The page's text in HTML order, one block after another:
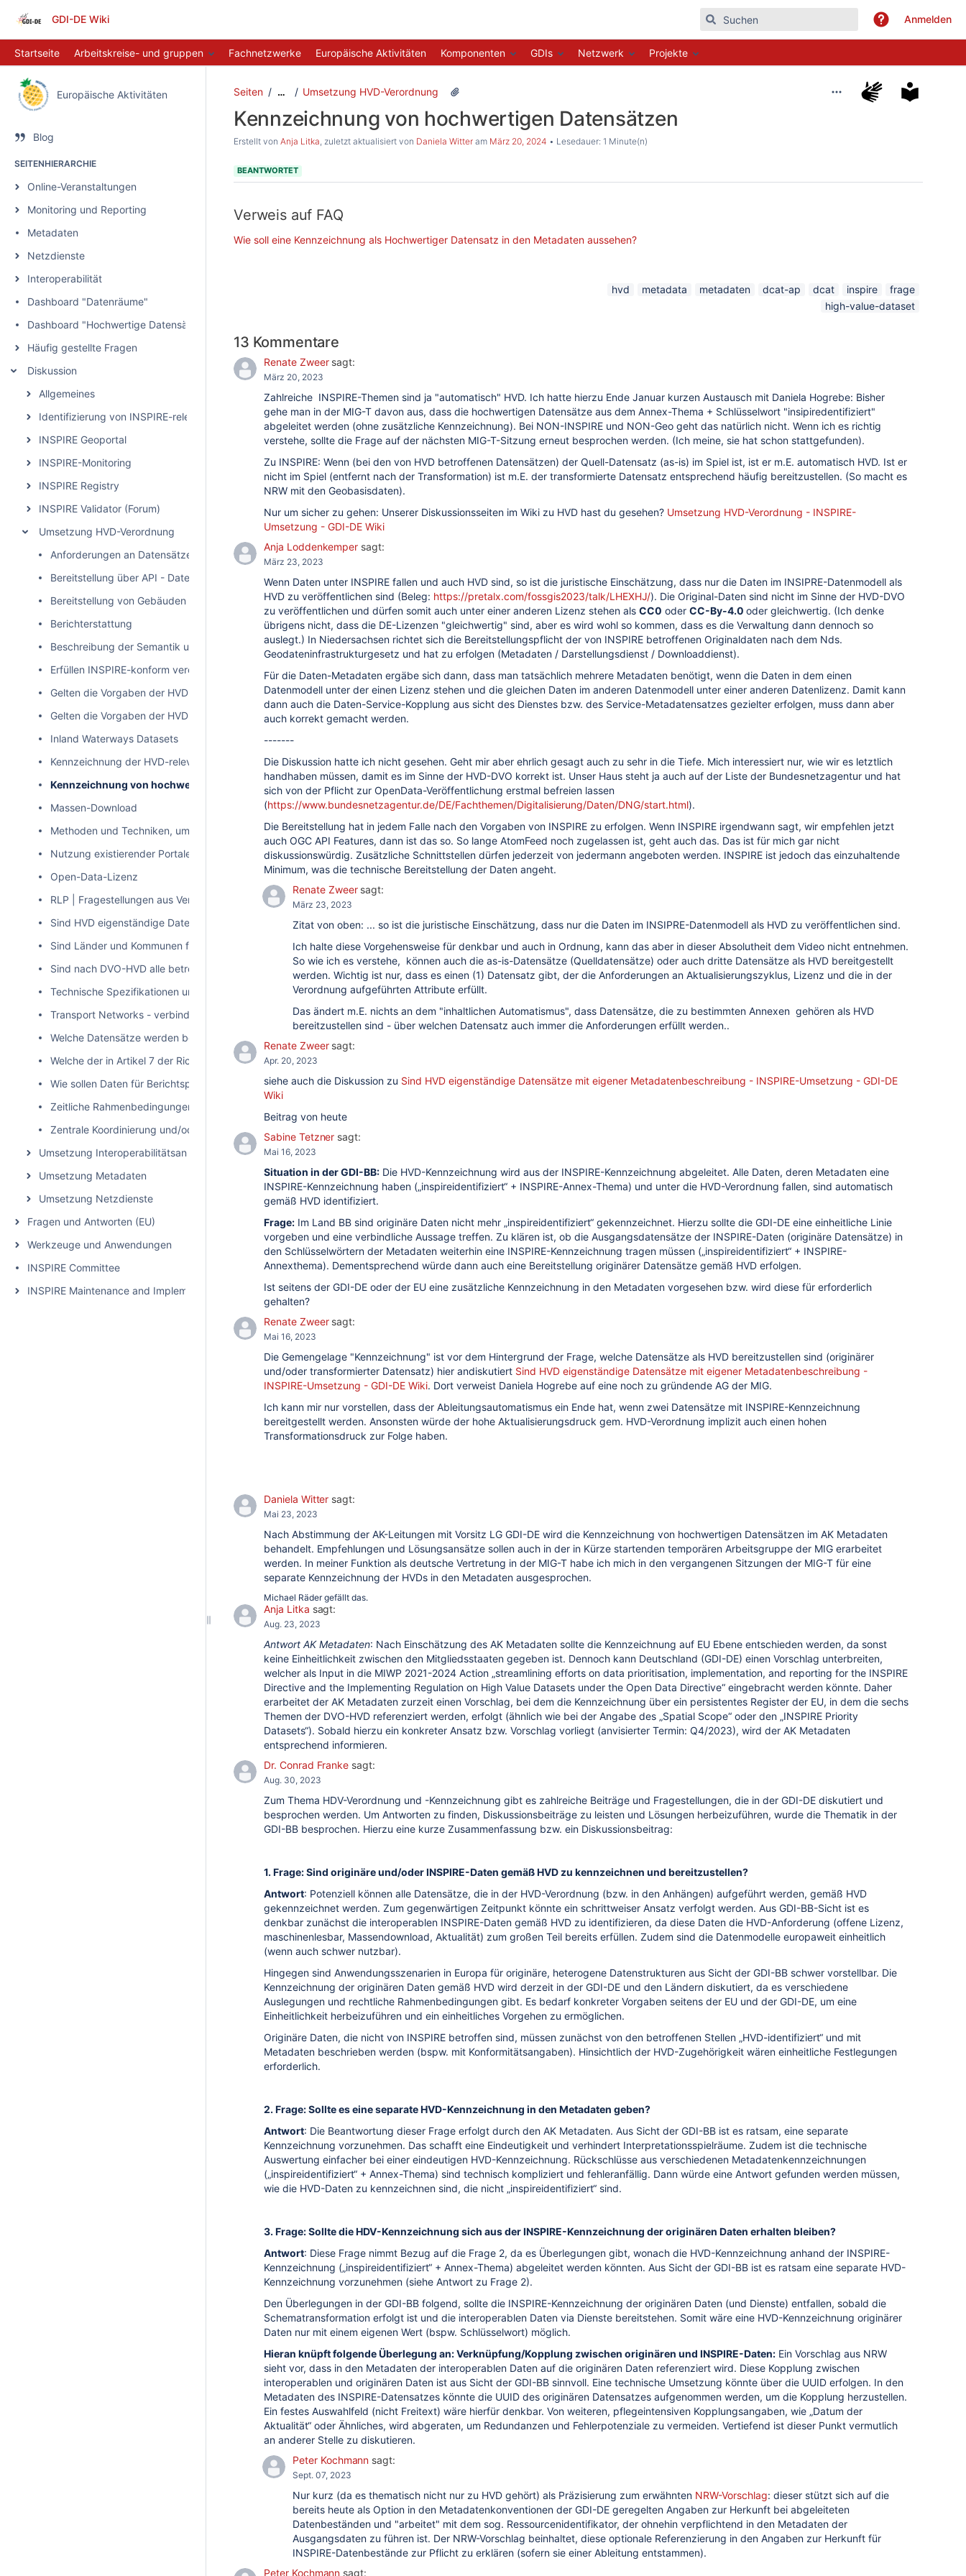
GDI-DE Wiki Anmelden
Startseite Arbeitskreise- und gruppen Fachnetzwerke Europäische Aktivitäten Komponenten GDIs Netzwerk Projekte
Europäische Aktivitäten
Blog
SEITENHIERARCHIE
Online-Veranstaltungen
Monitoring und Reporting
Metadaten
Netzdienste
Interoperabilität
Dashboard "Datenräume"
Dashboard "Hochwertige Datensätze" (HVD)
Häufig gestellte Fragen
Diskussion
Allgemeines
Identifizierung von INSPIRE-relevanten Geodatensätzen
INSPIRE Geoportal
INSPIRE-Monitoring
INSPIRE Registry
INSPIRE Validator (Forum)
Umsetzung HVD-Verordnung
Anforderungen an Datensätze (Format, Abdeckung, Maßstab)
Bereitstellung über API - Datenaufbereitung und Vermeidung redundanter Datenhaltung?
Bereitstellung von Gebäuden und Flurstücken in der verfügbaren räumlichen Auflösung
Berichterstattung
Beschreibung der Semantik und Struktur der Datensätze in den Metadaten
Erfüllen INSPIRE-konform veröffentlichte Daten die Anforderungen der HVD-VO?
Gelten die Vorgaben der HVD-VO auch für "as-is" INSPIRE-Daten?
Gelten die Vorgaben der HVD-VO auch für Zeitreihendaten?
Inland Waterways Datasets
Kennzeichnung der HVD-relevanten Daten in Metadaten
Kennzeichnung von hochwertigen Datensätzen
Massen-Download
Methoden und Techniken, um die Veröffentlichung personenbezogener Daten zu ermöglichen
Nutzung existierender Portale
Open-Data-Lizenz
RLP | Fragestellungen aus Verantwortungsbereich der Naturschutzverwaltung
Sind HVD eigenständige Datensätze mit eigener Metadatenbeschreibung
Sind Länder und Kommunen für alle thematischen Kategorien der Hochwertigen Datensätze (HVD) zuständig?
Sind nach DVO-HVD alle betroffenen Datensätze bereitzustellen oder ist jeweils ein Datensatz ausreichend: Bereitstellung originär und/oder transformiert. Bereitstellung lokal und/oder national
Technische Spezifikationen und/oder Standards für APIs
Transport Networks - verbindlichere Vorgaben zur Bereitstellung von Verkehrsnetzinformationen
Welche Datensätze werden bei „Umweltbereich | Rechtsakte zur Festlegung der Schlüsselvariablen“ angesprochen?
Welche der in Artikel 7 der Richtlinie 2003/4/EG aufgeführten Daten fallen unter die HVD-VO?
Wie sollen Daten für Berichtspflichten durch die Länder und Kommunen bereitgestellt werden?
Zeitliche Rahmenbedingungen seitens des Bundes
Zentrale Koordinierung und/oder zentrale technische Bereitstellung
Umsetzung Interoperabilitätsanforderungen
Umsetzung Metadaten
Umsetzung Netzdienste
Fragen und Antworten (EU)
Werkzeuge und Anwendungen
INSPIRE Committee
INSPIRE Maintenance and Implementation
Seiten … Umsetzung HVD-Verordnung
Kennzeichnung von hochwertigen Datensätzen
Erstellt von Anja Litka, zuletzt aktualisiert von Daniela Witter am März 20, 2024 Lesedauer: 1 Minute(n)
BEANTWORTET
Verweis auf FAQ
Wie soll eine Kennzeichnung als Hochwertiger Datensatz in den Metadaten aussehen?
hvd metadata metadaten dcat-ap dcat inspire
frage
high-value-dataset
13 Kommentare
Renate Zweersagt:
März 20, 2023
Zahlreiche INSPIRE-Themen sind ja "automatisch" HVD. Ich hatte hierzu Ende Januar kurzen Austausch mit Daniela Hogrebe: Bisher
gehe man in der MIG-T davon aus, dass die hochwertigen Datensätze aus dem Annex-Thema + Schlüsselwort "insipiredentifiziert"
abgeleitet werden (ohne zusätzliche Kennzeichnung). Bei NON-INSPIRE und NON-Geo geht das natürlich nicht. Wenn ich es richtig
verstehe, sollte die Frage auf der nächsten MIG-T-Sitzung erneut besprochen werden. (Ich meine, sie hat schon stattgefunden).
Zu INSPIRE: Wenn (bei den von HVD betroffenen Datensätzen) der Quell-Datensatz (as-is) im Spiel ist, ist er m.E. automatisch HVD. Ist er
nicht im Spiel (entfernt nach der Transformation) ist m.E. der transformierte Datensatz entsprechend häufig bereitzustellen. (So macht es
NRW mit den Geobasisdaten).
Nur um sicher zu gehen: Unserer Diskussionsseiten im Wiki zu HVD hast du gesehen? Umsetzung HVD-Verordnung - INSPIRE-
Umsetzung - GDI-DE Wiki
Anja Loddenkemper sagt:
März 23, 2023
Wenn Daten unter INSPIRE fallen und auch HVD sind, so ist die juristische Einschätzung, dass nur die Daten im INSIPRE-Datenmodell als
HVD zu veröffentlichen sind (Beleg: https://pretalx.com/fossgis2023/talk/LHEXHJ/). Die Original-Daten sind nicht im Sinne der HVD-DVO
zu veröffentlichen und dürfen somit auch unter einer anderen Lizenz stehen als CC0 oder CC-By-4.0 oder gleichwertig. (Ich denke
übrigens nicht, dass die DE-Lizenzen "gleichwertig" sind, aber es wird wohl so kommen, dass es die Verwaltung dann dennoch so
auslegt.) In Niedersachsen richtet sich die Bereitstellungspflicht der von INSPIRE betroffenen Originaldaten nach dem Nds.
Geodateninfrastrukturgesetz und hat zu erfolgen (Metadaten / Darstellungsdienst / Downloaddienst).
Für die Daten-Metadaten ergäbe sich dann, dass man tatsächlich mehrere Metadaten benötigt, wenn die Daten in dem einen
Datenmodell unter der einen Lizenz stehen und die gleichen Daten im anderen Datenmodell unter einer anderen Datenlizenz. Damit kann
dann auch die Daten-Service-Kopplung aus sicht des Dienstes bzw. des Service-Metadatensatzes gezielter erfolgen, muss dann aber
auch korrekt gemacht werden.
-------
Die Diskussion hatte ich nicht gesehen. Geht mir aber ehrlich gesagt auch zu sehr in die Tiefe. Mich interessiert nur, wie wir es letztlich
handhaben müssen, damit es im Sinne der HVD-DVO korrekt ist. Unser Haus steht ja auch auf der Liste der Bundesnetzagentur und hat
sich von der Pflicht zur OpenData-Veröffentlichung erstmal befreien lassen
(https://www.bundesnetzagentur.de/DE/Fachthemen/Digitalisierung/Daten/DNG/start.html).
Die Bereitstellung hat in jedem Falle nach den Vorgaben von INSPIRE zu erfolgen. Wenn INSPIRE irgendwann sagt, wir empfehlen jetzt
auch OGC API Features, dann ist das so. So lange AtomFeed noch zugelassen ist, geht auch das. Das ist für mich gar nicht
diskussionswürdig. Zusätzliche Schnittstellen dürfen jederzeit von jedermann angeboten werden. INSPIRE ist jedoch das einzuhaltende
Minimum, was die technische Bereitstellung der Daten angeht.
Renate Zweersagt:
März 23, 2023
Zitat von oben: ... so ist die juristische Einschätzung, dass nur die Daten im INSIPRE-Datenmodell als HVD zu veröffentlichen sind.
Ich halte diese Vorgehensweise für denkbar und auch in Ordnung, kann das aber in dieser Absolutheit dem Video nicht entnehmen.
So wie ich es verstehe, können auch die as-is-Datensätze (Quelldatensätze) oder auch dritte Datensätze als HVD bereitgestellt
werden. Wichtig ist nur, dass es einen (1) Datensatz gibt, der die Anforderungen an Aktualisierungszyklus, Lizenz und die in der
Verordnung aufgeführten Attribute erfüllt.
Das ändert m.E. nichts an dem "inhaltlichen Automatismus", dass Datensätze, die zu bestimmten Annexen gehören als HVD
bereitzustellen sind - über welchen Datensatz auch immer die Anforderungen erfüllt werden..
Renate Zweersagt:
Apr. 20, 2023
siehe auch die Diskussion zu Sind HVD eigenständige Datensätze mit eigener Metadatenbeschreibung - INSPIRE-Umsetzung - GDI-DE
Wiki
Beitrag von heute
Sabine Tetzner sagt:
Mai 16, 2023
Situation in der GDI-BB: Die HVD-Kennzeichnung wird aus der INSPIRE-Kennzeichnung abgeleitet. Alle Daten, deren Metadaten eine
INSPIRE-Kennzeichnung haben („inspireidentifiziert“ + INSPIRE-Annex-Thema) und unter die HVD-Verordnung fallen, sind automatisch
gemäß HVD identifiziert.
Frage: Im Land BB sind originäre Daten nicht mehr „inspireidentifiziert“ gekennzeichnet. Hierzu sollte die GDI-DE eine einheitliche Linie
vorgeben und eine verbindliche Aussage treffen. Zu klären ist, ob die Ausgangsdatensätze der INSPIRE-Daten (originäre Datensätze) in
den Schlüsselwörtern der Metadaten weiterhin eine INSPIRE-Kennzeichnung tragen müssen („inspireidentifiziert“ + INSPIRE-
Annexthema). Dementsprechend würde dann auch eine Bereitstellung originärer Datensätze gemäß HVD erfolgen.
Ist seitens der GDI-DE oder der EU eine zusätzliche Kennzeichnung in den Metadaten vorgesehen bzw. wird diese für erforderlich
gehalten?
Renate Zweersagt:
Mai 16, 2023
Die Gemengelage "Kennzeichnung" ist vor dem Hintergrund der Frage, welche Datensätze als HVD bereitzustellen sind (originärer
und/oder transformierter Datensatz) hier andiskutiert Sind HVD eigenständige Datensätze mit eigener Metadatenbeschreibung -
INSPIRE-Umsetzung - GDI-DE Wiki. Dort verweist Daniela Hogrebe auf eine noch zu gründende AG der MIG.
Ich kann mir nur vorstellen, dass der Ableitungsautomatismus ein Ende hat, wenn zwei Datensätze mit INSPIRE-Kennzeichnung
bereitgestellt werden. Ansonsten würde der hohe Aktualisierungsdruck gem. HVD-Verordnung implizit auch einen hohen
Transformationsdruck zur Folge haben.
Daniela Witter sagt:
Mai 23, 2023
Nach Abstimmung der AK-Leitungen mit Vorsitz LG GDI-DE wird die Kennzeichnung von hochwertigen Datensätzen im AK Metadaten
behandelt. Empfehlungen und Lösungsansätze sollen auch in der in Kürze startenden temporären Arbeitsgruppe der MIG erarbeitet
werden. In meiner Funktion als deutsche Vertretung in der MIG-T habe ich mich in den vergangenen Sitzungen der MIG-T für eine
separate Kennzeichnung der HVDs in den Metadaten ausgesprochen.
Michael Rädergefällt das.
Anja Litka sagt:
Aug. 23, 2023
Antwort AK Metadaten: Nach Einschätzung des AK Metadaten sollte die Kennzeichnung auf EU Ebene entschieden werden, da sonst
keine Einheitlichkeit zwischen den Mitgliedsstaaten gegeben ist. Dennoch kann Deutschland (GDI-DE) einen Vorschlag unterbreiten,
welcher als Input in die MIWP 2021-2024 Action „streamlining efforts on data prioritisation, implementation, and reporting for the INSPIRE
Directive and the Implementing Regulation on High Value Datasets under the Open Data Directive“ eingebracht werden könnte. Daher
erarbeitet der AK Metadaten zurzeit einen Vorschlag, bei dem die Kennzeichnung über ein persistentes Register der EU, in dem die sechs
Themen der DVO-HVD referenziert werden, erfolgt (ähnlich wie bei der Angabe des „Spatial Scope“ oder den „INSPIRE Priority
Datasets“). Sobald hierzu ein konkreter Ansatz bzw. Vorschlag vorliegt (anvisierter Termin: Q4/2023), wird der AK Metadaten
entsprechend informieren.
Dr. Conrad Franke sagt:
Aug. 30, 2023
Zum Thema HDV-Verordnung und -Kennzeichnung gibt es zahlreiche Beiträge und Fragestellungen, die in der GDI-DE diskutiert und
besprochen werden. Um Antworten zu finden, Diskussionsbeiträge zu leisten und Lösungen herbeizuführen, wurde die Thematik in der
GDI-BB besprochen. Hierzu eine kurze Zusammenfassung bzw. ein Diskussionsbeitrag:
1. Frage: Sind originäre und/oder INSPIRE-Daten gemäß HVD zu kennzeichnen und bereitzustellen?
Antwort: Potenziell können alle Datensätze, die in der HVD-Verordnung (bzw. in den Anhängen) aufgeführt werden, gemäß HVD
gekennzeichnet werden. Zum gegenwärtigen Zeitpunkt könnte ein schrittweiser Ansatz verfolgt werden. Aus GDI-BB-Sicht ist es
denkbar zunächst die interoperablen INSPIRE-Daten gemäß HVD zu identifizieren, da diese Daten die HVD-Anforderung (offene Lizenz,
maschinenlesbar, Massendownload, Aktualität) zum großen Teil bereits erfüllen. Zudem sind die Datenmodelle europaweit einheitlich
(wenn auch schwer nutzbar).
Hingegen sind Anwendungsszenarien in Europa für originäre, heterogene Datenstrukturen aus Sicht der GDI-BB schwer vorstellbar. Die
Kennzeichnung der originären Daten gemäß HVD wird derzeit in der GDI-DE und den Ländern diskutiert, da es verschiedene
Auslegungen und rechtliche Rahmenbedingungen gibt. Es bedarf konkreter Vorgaben seitens der EU und der GDI-DE, um eine
Einheitlichkeit herbeizuführen und ein einheitliches Vorgehen zu ermöglichen.
Originäre Daten, die nicht von INSPIRE betroffen sind, müssen zunächst von den betroffenen Stellen „HVD-identifiziert“ und mit
Metadaten beschrieben werden (bspw. mit Konformitätsangaben). Hinsichtlich der HVD-Zugehörigkeit wären einheitliche Festlegungen
erforderlich.
2. Frage: Sollte es eine separate HVD-Kennzeichnung in den Metadaten geben?
Antwort: Die Beantwortung dieser Frage erfolgt durch den AK Metadaten. Aus Sicht der GDI-BB ist es ratsam, eine separate
Kennzeichnung vorzunehmen. Das schafft eine Eindeutigkeit und verhindert Interpretationsspielräume. Zudem ist die technische
Auswertung einfacher bei einer eindeutigen HVD-Kennzeichnung. Rückschlüsse aus verschiedenen Metadatenkennzeichnungen
(„inspireidentifiziert“ + Annex-Thema) sind technisch kompliziert und fehleranfällig. Dann würde eine Antwort gefunden werden müssen,
wie die HVD-Daten zu kennzeichnen sind, die nicht „inspireidentifiziert“ sind.
3. Frage: Sollte die HDV-Kennzeichnung sich aus der INSPIRE-Kennzeichnung der originären Daten erhalten bleiben?
Antwort: Diese Frage nimmt Bezug auf die Frage 2, da es Überlegungen gibt, wonach die HVD-Kennzeichnung anhand der INSPIRE-
Kennzeichnung („inspireidentifiziert“ + Annex-Thema) abgeleitet werden könnten. Aus Sicht der GDI-BB ist es ratsam eine separate HVD-
Kennzeichnung vorzunehmen (siehe Antwort zu Frage 2).
Den Überlegungen in der GDI-BB folgend, sollte die INSPIRE-Kennzeichnung der originären Daten (und Dienste) entfallen, sobald die
Schematransformation erfolgt ist und die interoperablen Daten via Dienste bereitstehen. Somit wäre eine HVD-Kennzeichnung originärer
Daten nur mit einem eigenen Wert (bspw. Schlüsselwort) möglich.
Hieran knüpft folgende Überlegung an: Verknüpfung/Kopplung zwischen originären und INSPIRE-Daten: Ein Vorschlag aus NRW
sieht vor, dass in den Metadaten der interoperablen Daten auf die originären Daten referenziert wird. Diese Kopplung zwischen
interoperablen und originären Daten ist aus Sicht der GDI-BB sinnvoll. Eine technische Umsetzung könnte über die UUID erfolgen. In den
Metadaten des INSPIRE-Datensatzes könnte die UUID des originären Datensatzes aufgenommen werden, um die Kopplung herzustellen.
Ein festes Auswahlfeld (nicht Freitext) wäre hierfür denkbar. Von weiteren, pflegeintensiven Kopplungsangaben, wie „Datum der
Aktualität“ oder Ähnliches, wird abgeraten, um Redundanzen und Fehlerpotenziale zu vermeiden. Vertiefend ist dieser Punkt vermutlich
an anderer Stelle zu diskutieren.
Peter Kochmann sagt:
Sept. 07, 2023
Nur kurz (da es thematisch nicht nur zu HVD gehört) als Präzisierung zum erwähnten NRW-Vorschlag: dieser stützt sich auf die
bereits heute als Option in den Metadatenkonventionen der GDI-DE geregelten Angaben zur Herkunft bei abgeleiteten
Datenbeständen und "arbeitet" mit dem sog. Ressourcenidentifikator, der ohnehin verpflichtend in den Metadaten der
Ausgangsdaten zu führen ist. Der NRW-Vorschlag beinhaltet, diese optionale Referenzierung in den Angaben zur Herkunft für
INSPIRE-Datenbestände zur Pflicht zu erklären (sofern sie einer Ableitung entstammen).
Peter Kochmann sagt: